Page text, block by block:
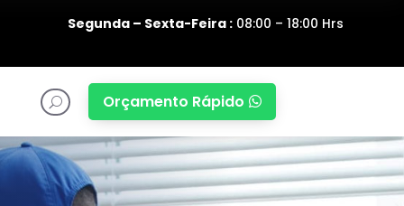
Segunda – Sexta-Feira :08:00 – 18:00 Hrs
U Orçamento Rápido 